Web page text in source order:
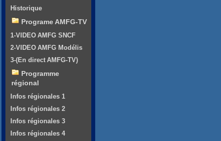
Historique
Programe AMFG-TV
1-VIDEO AMFG SNCF
2-VIDEO AMFG Modélis
3-(En direct AMFG-TV)
Programme
régional
Infos régionales 1
Infos régionales 2
Infos régionales 3
Infos régionales 4